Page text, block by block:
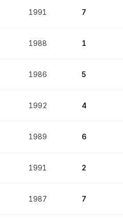
1991 7
1988 1
1986 5
1992 4
1989 6
1991 2
1987 7